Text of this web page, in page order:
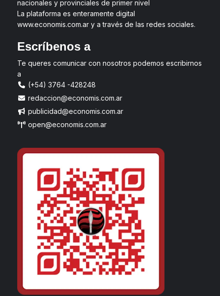
nacionales y provinciales de primer nivel
La plataforma es enteramente digital
www.economis.com.ar y a través de las redes sociales.
Escríbenos a
Te queres comunicar con nosotros podemos escribirnos
a
(+54) 3764 -428248
redaccion@economis.com.ar
publicidad@economis.com.ar
open@economis.com.ar